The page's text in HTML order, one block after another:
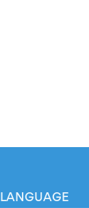
LANGUAGE